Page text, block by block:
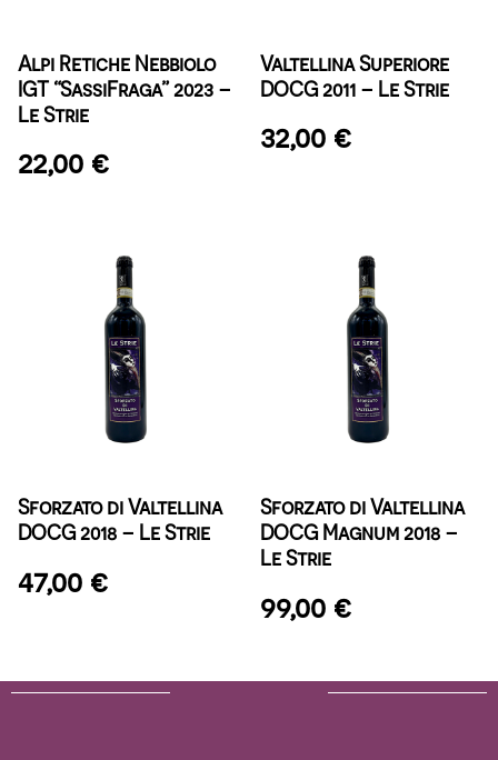
Alpi Retiche Nebbiolo
IGT “SassiFraga” 2023 –
Le Strie
22,00 €
Valtellina Superiore
DOCG 2011 – Le Strie
32,00 €
Sforzato di Valtellina
DOCG 2018 – Le Strie
47,00 €
Sforzato di Valtellina
DOCG Magnum 2018 –
Le Strie
99,00 €